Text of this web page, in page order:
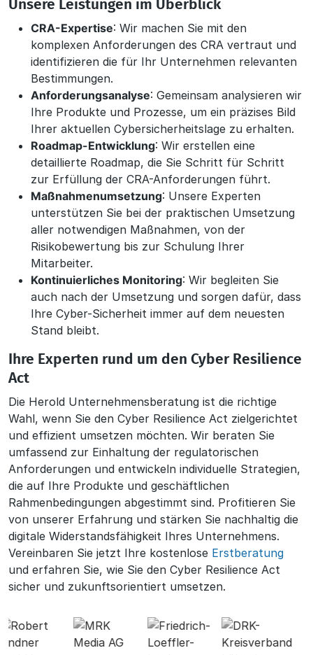
Unsere Leistungen im Überblick
CRA-Expertise: Wir machen Sie mit den
komplexen Anforderungen des CRA vertraut und
identifizieren die für Ihr Unternehmen relevanten
Bestimmungen.
Anforderungsanalyse: Gemeinsam analysieren wir
Ihre Produkte und Prozesse, um ein präzises Bild
Ihrer aktuellen Cybersicherheitslage zu erhalten.
Roadmap-Entwicklung: Wir erstellen eine
detaillierte Roadmap, die Sie Schritt für Schritt
zur Erfüllung der CRA-Anforderungen führt.
Maßnahmenumsetzung: Unsere Experten
unterstützen Sie bei der praktischen Umsetzung
aller notwendigen Maßnahmen, von der
Risikobewertung bis zur Schulung Ihrer
Mitarbeiter.
Kontinuierliches Monitoring: Wir begleiten Sie
auch nach der Umsetzung und sorgen dafür, dass
Ihre Cyber-Sicherheit immer auf dem neuesten
Stand bleibt.
Ihre Experten rund um den Cyber Resilience
Act
Die Herold Unternehmensberatung ist die richtige
Wahl, wenn Sie den Cyber Resilience Act zielgerichtet
und effizient umsetzen möchten. Wir beraten Sie
umfassend zur Einhaltung der regulatorischen
Anforderungen und entwickeln individuelle Strategien,
die auf Ihre Produkte und geschäftlichen
Rahmenbedingungen abgestimmt sind. Profitieren Sie
von unserer Erfahrung und stärken Sie nachhaltig die
digitale Widerstandsfähigkeit Ihres Unternehmens.
Vereinbaren Sie jetzt Ihre kostenlose Erstberatung
und erfahren Sie, wie Sie den Cyber Resilience Act
sicher und zukunftsorientiert umsetzen.